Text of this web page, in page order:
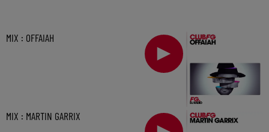
MIX : OFFAIAH
MIX : MARTIN GARRIX